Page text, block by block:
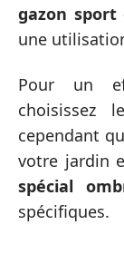
gazon
une
Pour un
choisissez
cependant
votre jardin
spécial
spécifiques.